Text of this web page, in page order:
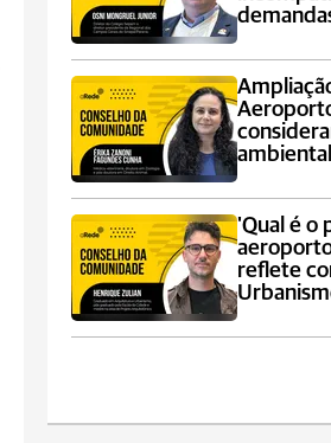
ambiental
'Qual é o
reflete